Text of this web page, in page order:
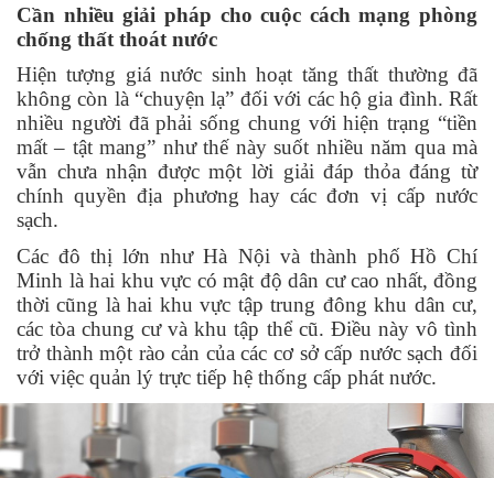
Cần nhiều giải pháp cho cuộc cách mạng phòng
chống thất thoát nước
Hiện tượng giá nước sinh hoạt tăng thất thường đã
không còn là “chuyện lạ” đối với các hộ gia đình. Rất
nhiều người đã phải sống chung với hiện trạng “tiền
mất – tật mang” như thế này suốt nhiều năm qua mà
vẫn chưa nhận được một lời giải đáp thỏa đáng từ
chính quyền địa phương hay các đơn vị cấp nước
sạch.
Các đô thị lớn như Hà Nội và thành phố Hồ Chí
Minh là hai khu vực có mật độ dân cư cao nhất, đồng
thời cũng là hai khu vực tập trung đông khu dân cư,
các tòa chung cư và khu tập thể cũ. Điều này vô tình
trở thành một rào cản của các cơ sở cấp nước sạch đối
với việc quản lý trực tiếp hệ thống cấp phát nước.